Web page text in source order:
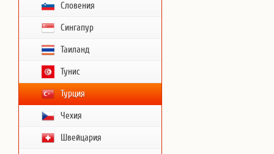
Словения
Сингапур
Таиланд
Тунис
Турция
Чехия
Швейцария